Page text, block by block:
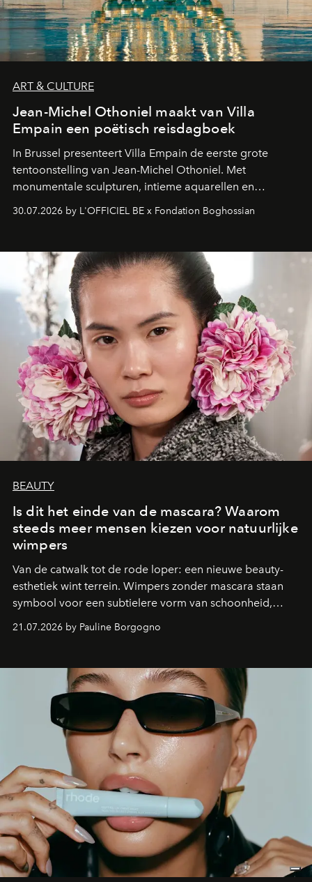
ART & CULTURE
Jean-Michel Othoniel maakt van Villa
Empain een poëtisch reisdagboek
In Brussel presenteert Villa Empain de eerste grote
tentoonstelling van Jean-Michel Othoniel. Met
monumentale sculpturen, intieme aquarellen en
fonkelend Murano-glas creëert de Franse kunstenaar
een emotionele reis waarin elk werk de herinnering
moment van verwondering.
30.07.2026 by L'OFFICIEL BE x Fondation Boghossian
BEAUTY
Is dit het einde van de mascara? Waarom
steeds meer mensen kiezen voor natuurlijke
wimpers
Van de catwalk tot de rode loper: een nieuwe beauty-
esthetiek wint terrein. Wimpers zonder mascara staan
symbool voor een subtielere vorm van schoonheid,
waarin zelfvertrouwen belangrijker is dan een overvloed
aan make-up.
21.07.2026 by Pauline Borgogno